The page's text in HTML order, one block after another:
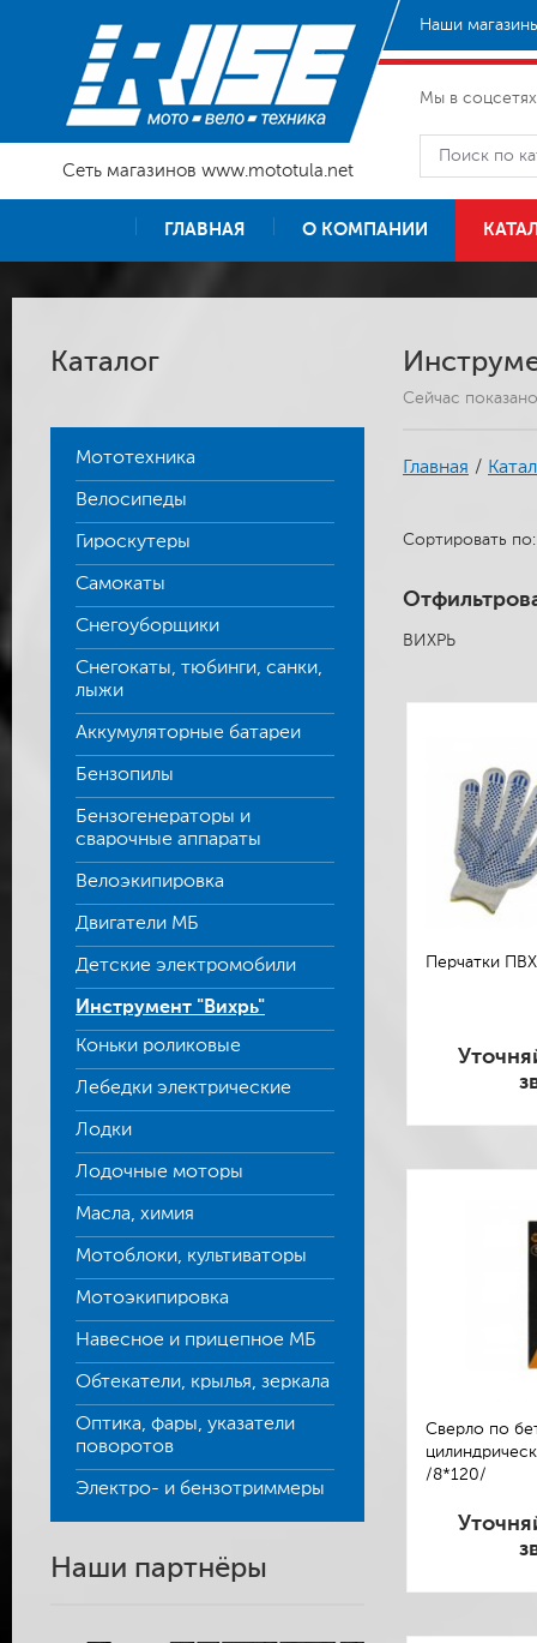
Сеть магазинов www.mototula.net
Наши
Мы в
ГЛАВНАЯ О КОМПАНИИ
Каталог
Мототехника
Велосипеды
Гироскутеры
Самокаты
Снегоуборщики
Снегокаты, тюбинги, санки,
лыжи
Аккумуляторные батареи
Бензопилы
Бензогенераторы и
сварочные аппараты
Велоэкипировка
Двигатели МБ
Детские электромобили
Инструмент "Вихрь"
Коньки роликовые
Лебедки электрические
Лодки
Лодочные моторы
Масла, химия
Мотоблоки, культиваторы
Мотоэкипировка
Навесное и прицепное МБ
Обтекатели, крылья, зеркала
Оптика, фары, указатели
поворотов
Электро- и бензотриммеры
Наши партнёры
Сейчас
Главная /
Сортировать
ВИХРЬ
Перчатки
Сверло по
/8*120/